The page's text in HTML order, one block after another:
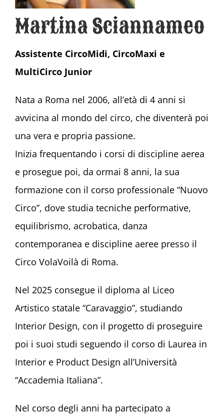
Martina Sciannameo
Assistente CircoMidi, CircoMaxi e
MultiCirco Junior
Nata a Roma nel 2006, all’età di 4 anni si
avvicina al mondo del circo, che diventerà poi
una vera e propria passione.
Inizia frequentando i corsi di discipline aerea
e prosegue poi, da ormai 8 anni, la sua
formazione con il corso professionale “Nuovo
Circo”, dove studia tecniche performative,
equilibrismo, acrobatica, danza
contemporanea e discipline aeree presso il
Circo VolaVoilà di Roma.
Nel 2025 consegue il diploma al Liceo
Artistico statale “Caravaggio”, studiando
Interior Design, con il progetto di proseguire
poi i suoi studi seguendo il corso di Laurea in
Interior e Product Design all’Università
“Accademia Italiana”.
Nel corso degli anni ha partecipato a